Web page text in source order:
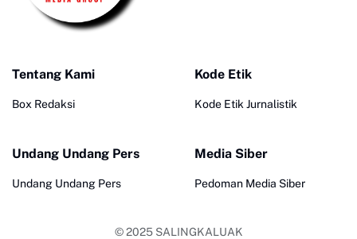
Tentang Kami
Box Redaksi
Kode Etik
Kode Etik Jurnalistik
Undang Undang Pers
Undang Undang Pers
Media Siber
Pedoman Media Siber
© 2025 SALINGKALUAK